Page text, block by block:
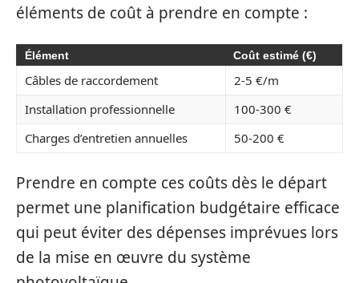
éléments de coût à prendre en compte :
Élément Coût estimé (€)
Câbles de raccordement
2-5 €/m
Installation professionnelle
100-300 €
Charges d’entretien annuelles
50-200 €
Prendre en compte ces coûts dès le départ
permet une planification budgétaire efficace
qui peut éviter des dépenses imprévues lors
de la mise en œuvre du système